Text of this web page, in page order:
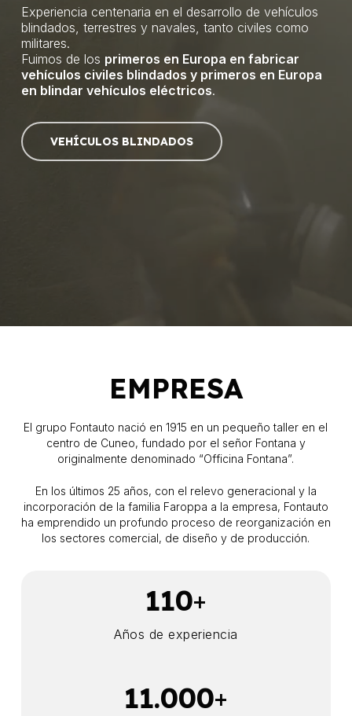
Experiencia centenaria en el desarrollo de vehículos
blindados, terrestres y navales, tanto civiles como
militares.
Fuimos de los primeros en Europa en fabricar
vehículos civiles blindados y primeros en Europa
en blindar vehículos eléctricos.
VEHÍCULOS BLINDADOS
EMPRESA
El grupo Fontauto nació en 1915 en un pequeño taller en el
centro de Cuneo, fundado por el señor Fontana y
originalmente denominado “Officina Fontana”.
En los últimos 25 años, con el relevo generacional y la
incorporación de la familia Faroppa a la empresa, Fontauto
ha emprendido un profundo proceso de reorganización en
los sectores comercial, de diseño y de producción.
110+
Años de experiencia
11.000+